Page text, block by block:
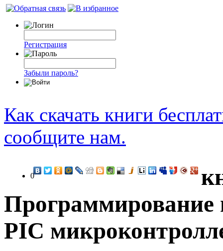
Регистрация
Забыли пароль?
Как скачать книги
сообщите нам.
0
Программирование
PIC